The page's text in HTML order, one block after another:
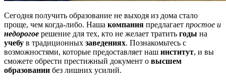
Сегодня получить образование не выходя из дома стало
проще, чем когда-либо. Наша компания предлагает простое и
недорогое решение для тех, кто не желает тратить годы на
учебу в традиционных заведениях. Познакомьтесь с
возможностями, которые предоставляет наш институт, и вы
сможете обрести престижный документ о высшем
образовании без лишних усилий.